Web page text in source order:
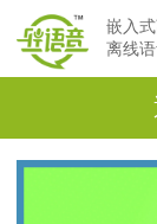
嵌入
离线